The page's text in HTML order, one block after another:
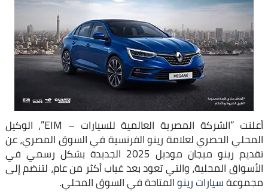
أعلنت “الشركة المصرية العالمية للسيارات – EIM”، الوكيل
المحلي الحصري لعلامة رينو الفرنسية في السوق المصري، عن
تقديم رينو ميجان موديل 2025 الجديدة بشكل رسمي في
الأسواق المحلية، والتي تعود بعد غياب أكثر من عام، لتنضم إلى
مجموعةسيارات رينوالمتاحة في السوق المحلي.